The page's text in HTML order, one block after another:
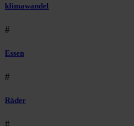
klimawandel
#
Essen
#
Räder